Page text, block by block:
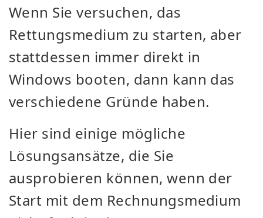
Wenn Sie versuchen, das
Rettungsmedium zu starten, aber
stattdessen immer direkt in
Windows booten, dann kann das
verschiedene Gründe haben.
Hier sind einige mögliche
Lösungsansätze, die Sie
ausprobieren können, wenn der
Start mit dem Rechnungsmedium